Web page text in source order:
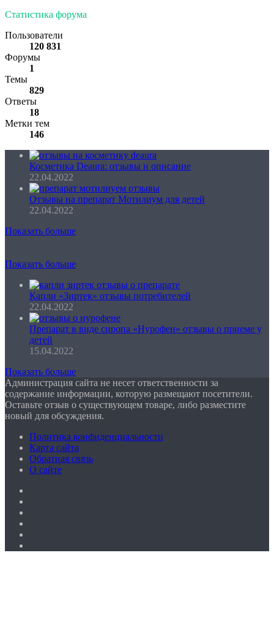
Статистика форума
Пользователи
120 831
Форумы
1
Темы
829
Ответы
18
Метки тем
146
Косметика Deaura: отзывы и описание
22.04.2022
Отзывы на препарат Мотилиум для детей
22.04.2022
Показать больше
Показать больше
Капли «Зиртек» отзывы потребителей
22.04.2022
Препарат в виде сиропа «Нурофен» отзывы о приеме у
детей
15.04.2022
Показать больше
Администрация сайта не несет ответственности за
содержание информации, которую размещают посетители.
Оставьте отзыв о существующем товаре, либо разместите
новый для обсуждения.
Политика конфиденциальности
Карта сайта
Обратная связь
О сайте